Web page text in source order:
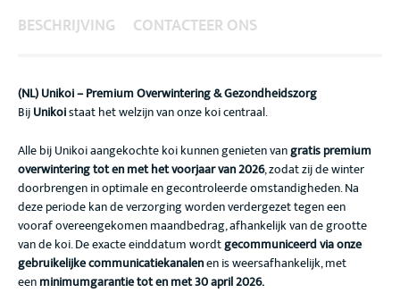
BESCHRIJVING CONTACTEER ONS
(NL) Unikoi – Premium Overwintering & Gezondheidszorg
BijUnikoistaat het welzijn van onze koi centraal.
Alle bij Unikoi aangekochte koi kunnen genieten vangratis premium
overwintering tot en met het voorjaar van 2026, zodat zij de winter
doorbrengen in optimale en gecontroleerde omstandigheden. Na
deze periode kan de verzorging worden verdergezet tegen een
vooraf overeengekomen maandbedrag, afhankelijk van de grootte
van de koi. De exacte einddatum wordtgecommuniceerd via onze
gebruikelijke communicatiekanalenen is weersafhankelijk, met
eenminimumgarantie tot en met 30 april 2026.